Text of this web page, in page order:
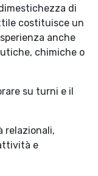
di
costituisce un
anche
chimiche o
su turni e il
relazionali,
e